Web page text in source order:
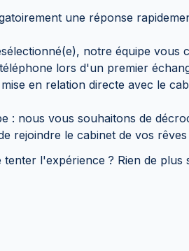
une réponse
notre équipe vous
lors d'un premier
mise en relation directe avec le
: nous vous souhaitons de
rejoindre le cabinet de vos rêves
tenter l'expérience ? Rien de plus